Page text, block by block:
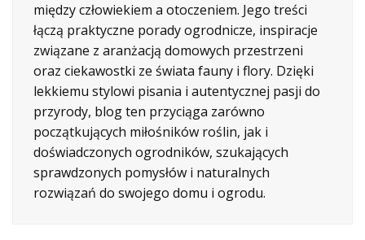
między człowiekiem a otoczeniem. Jego treści
łączą praktyczne porady ogrodnicze, inspiracje
związane z aranżacją domowych przestrzeni
oraz ciekawostki ze świata fauny i flory. Dzięki
lekkiemu stylowi pisania i autentycznej pasji do
przyrody, blog ten przyciąga zarówno
początkujących miłośników roślin, jak i
doświadczonych ogrodników, szukających
sprawdzonych pomysłów i naturalnych
rozwiązań do swojego domu i ogrodu.